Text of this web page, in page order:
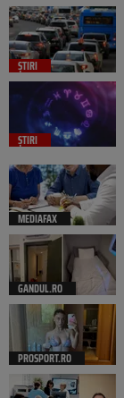
ȘTIRI
ȘTIRI
MEDIAFAX
GANDUL.RO
PROSPORT.RO